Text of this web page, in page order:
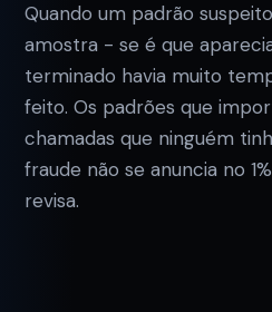
Quando um padrão
amostra - se é que
terminado havia muito
feito. Os padrões que
chamadas que ninguém
fraude não se anuncia no
revisa.